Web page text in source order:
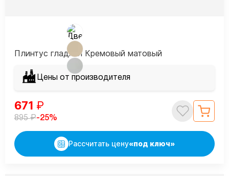
Плинтус гладкий Кремовый матовый
Цены от производителя
671 ₽
895₽-25%
Рассчитать цену«под ключ»